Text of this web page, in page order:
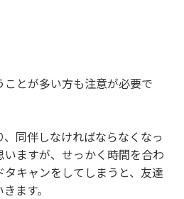
ことが多い方も注意が必要で
同伴しなければならなくなっ
ますが、せっかく時間を合わ
キャンをしてしまうと、友達
ます。